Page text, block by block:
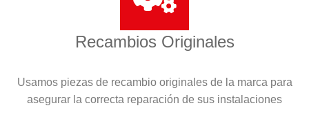
Recambios Originales
Usamos piezas de recambio originales de la marca para
asegurar la correcta reparación de sus instalaciones